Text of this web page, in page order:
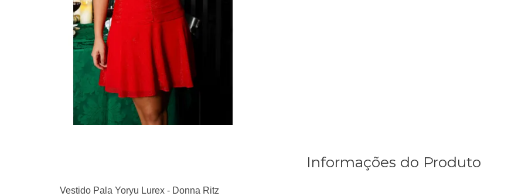
Informações do Produto
Vestido Pala Yoryu Lurex - Donna Ritz